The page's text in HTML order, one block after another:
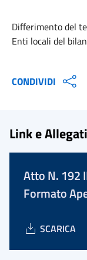
Differimento del
Enti locali del
CONDIVIDI
Link e Allegati
Atto N. 192
Formato
SCARICA